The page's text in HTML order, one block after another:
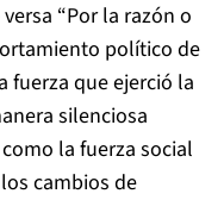
“Por la razón o
político de
fuerza que ejerció la
silenciosa
la fuerza social
cambios de